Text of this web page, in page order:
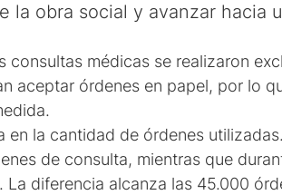
obra social y avanzar hacia
médicas se realizaron
aceptar órdenes en papel, por lo
la cantidad de órdenes
de consulta, mientras que
diferencia alcanza las 45.000